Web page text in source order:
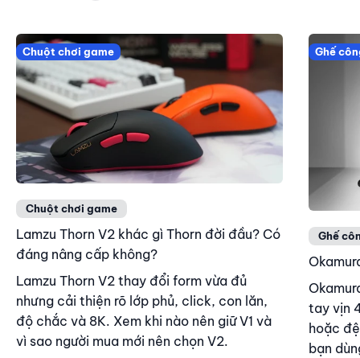
Chuột chơi game
Chuột chơi game
Lamzu Thorn V2 khác gì Thorn đời đầu? Có
đáng nâng cấp không?
Lamzu Thorn V2 thay đổi form vừa đủ
nhưng cải thiện rõ lớp phủ, click, con lăn,
độ chắc và 8K. Xem khi nào nên giữ V1 và
vì sao người mua mới nên chọn V2.
Ghế
Ghế
tay vịn
hoặc
bạn